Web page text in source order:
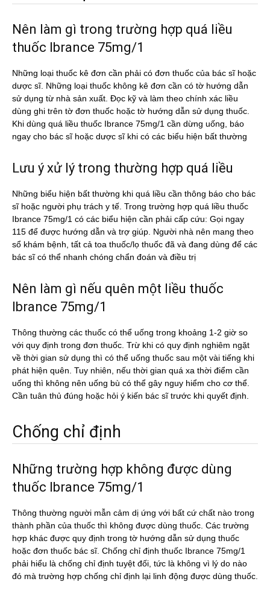
Nên làm gì trong trường hợp quá liều
thuốc Ibrance 75mg/1
Những loại thuốc kê đơn cần phải có đơn thuốc của bác sĩ hoặc
dược sĩ. Những loại thuốc không kê đơn cần có tờ hướng dẫn
sử dụng từ nhà sản xuất. Đọc kỹ và làm theo chính xác liều
dùng ghi trên tờ đơn thuốc hoặc tờ hướng dẫn sử dụng thuốc.
Khi dùng quá liều thuốc Ibrance 75mg/1 cần dừng uống, báo
ngay cho bác sĩ hoặc dược sĩ khi có các biểu hiện bất thường
Lưu ý xử lý trong thường hợp quá liều
Những biểu hiện bất thường khi quá liều cần thông báo cho bác
sĩ hoặc người phụ trách y tế. Trong trường hợp quá liều thuốc
Ibrance 75mg/1 có các biểu hiện cần phải cấp cứu: Gọi ngay
115 để được hướng dẫn và trợ giúp. Người nhà nên mang theo
sổ khám bệnh, tất cả toa thuốc/lọ thuốc đã và đang dùng để các
bác sĩ có thể nhanh chóng chẩn đoán và điều trị
Nên làm gì nếu quên một liều thuốc
Ibrance 75mg/1
Thông thường các thuốc có thể uống trong khoảng 1-2 giờ so
với quy định trong đơn thuốc. Trừ khi có quy định nghiêm ngặt
về thời gian sử dụng thì có thể uống thuốc sau một vài tiếng khi
phát hiện quên. Tuy nhiên, nếu thời gian quá xa thời điểm cần
uống thì không nên uống bù có thể gây nguy hiểm cho cơ thể.
Cần tuân thủ đúng hoặc hỏi ý kiến bác sĩ trước khi quyết định.
Chống chỉ định
Những trường hợp không được dùng
thuốc Ibrance 75mg/1
Thông thường người mẫn cảm dị ứng với bất cứ chất nào trong
thành phần của thuốc thì không được dùng thuốc. Các trường
hợp khác được quy định trong tờ hướng dẫn sử dụng thuốc
hoặc đơn thuốc bác sĩ. Chống chỉ định thuốc Ibrance 75mg/1
phải hiểu là chống chỉ định tuyệt đối, tức là không vì lý do nào
đó mà trường hợp chống chỉ định lại linh động được dùng thuốc.